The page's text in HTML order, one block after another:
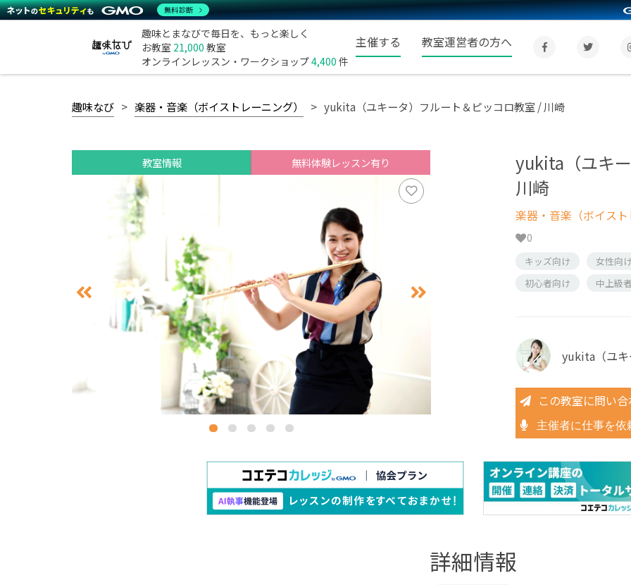
趣味とまなびで毎日を、もっと楽しく
お教室 21,000 教室
オンラインレッスン・ワークショップ4,400 件
主催する 教室運営者の方へ
趣味なび 楽器・音楽（ボイストレーニング） yukita（ユキータ）フルート＆ピッコロ教室 / 川崎
教室情報 無料体験レッスン有り
yukita（ユキ
川崎
楽器・音楽（ボイスト
0
キッズ向け 女性向け
初心者向け
中上級
yukita（ユキ
この教室に問い
主催者に仕事を依
詳細情報
無料診断